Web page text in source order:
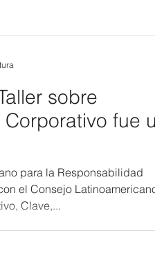
sobre
fue
para la Responsabilidad
el Consejo
Clave,...